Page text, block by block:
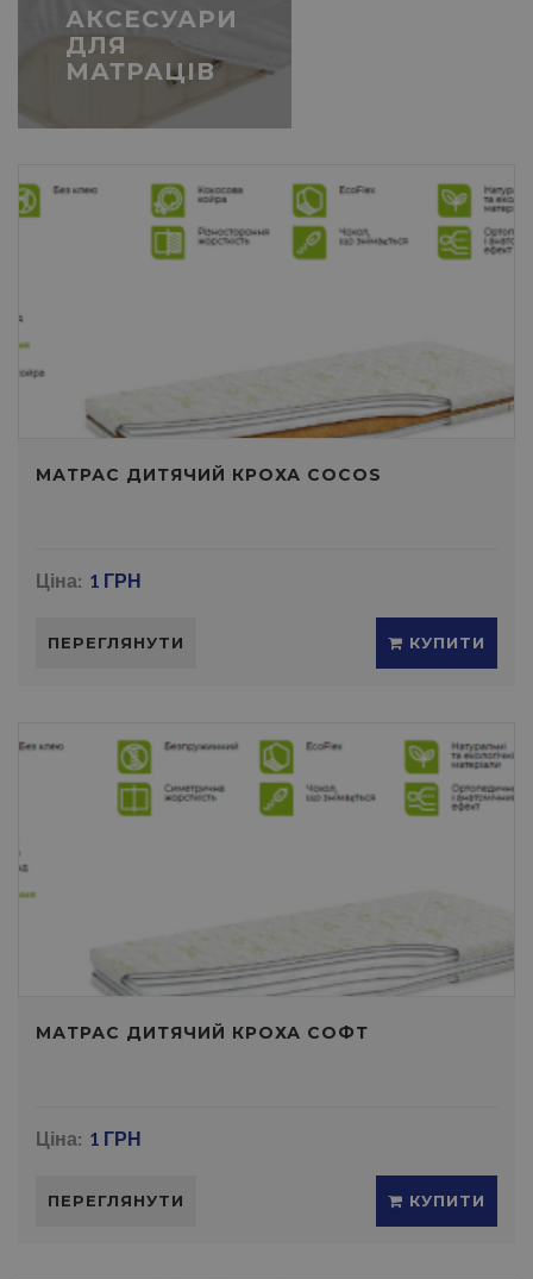
АКСЕСУАРИ
ДЛЯ
МАТРАЦІВ
МАТРАС ДИТЯЧИЙ КРОХА COCOS
Ціна: 1 ГРН
ПЕРЕГЛЯНУТИ КУПИТИ
МАТРАС ДИТЯЧИЙ КРОХА CОФТ
Ціна: 1 ГРН
ПЕРЕГЛЯНУТИ КУПИТИ